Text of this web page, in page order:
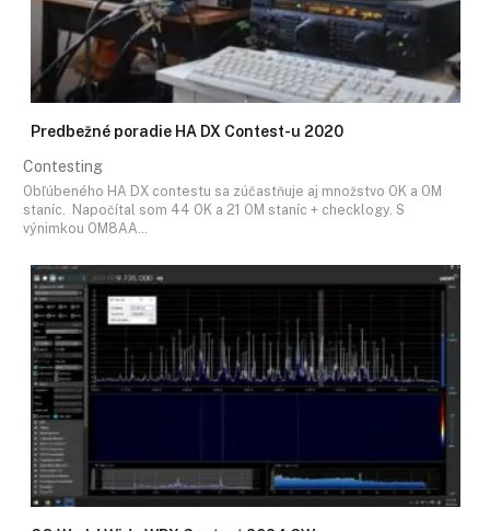
Predbežné poradie HA DX Contest-u 2020
Contesting
Obľúbeného HA DX contestu sa zúčastňuje aj množstvo OK a OM
staníc. Napočítal som 44 OK a 21 OM staníc + checklogy. S
výnimkou OM8AA…